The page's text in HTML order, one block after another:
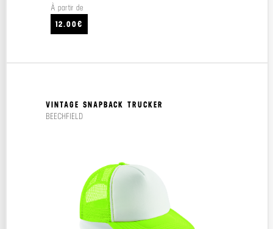
À partir de
12.00€
VINTAGE SNAPBACK TRUCKER
BEECHFIELD